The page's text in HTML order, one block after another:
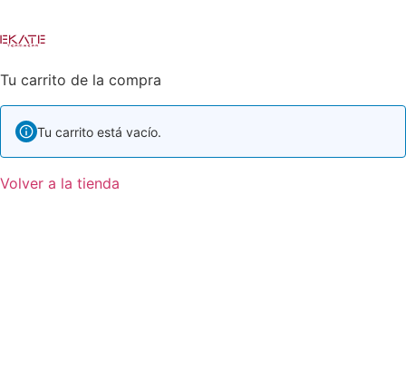
Tu carrito de la compra
Tu carrito está vacío.
Volver a la tienda